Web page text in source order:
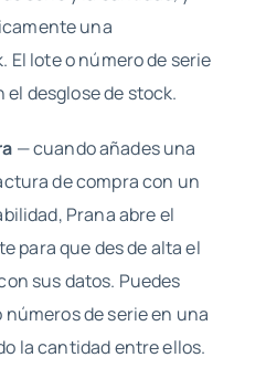
una
El lote o número de serie
desglose de stock.
— cuando añades una
de compra con un
Prana abre el
para que des de alta el
sus datos. Puedes
de serie en una
la cantidad entre ellos.